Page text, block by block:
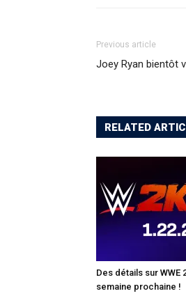
Previous article
Joey Ryan bientôt
RELATED
Des détails sur WWE
semaine prochaine !